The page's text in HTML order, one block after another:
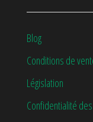
Blog
Conditions de
Législation
Confidentialité